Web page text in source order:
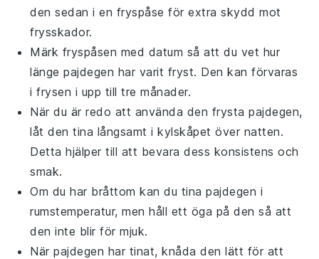
den sedan i en fryspåse för extra skydd mot
frysskador.
Märk fryspåsen med datum så att du vet hur
längepajdegen har varit fryst. Den kan förvaras
i frysen i upp till tre månader.
När du är redo att använda den frystapajdegen,
låt den tina långsamt i kylskåpet över natten.
Detta hjälper till att bevara dess konsistens och
smak.
Om du har bråttom kan du tinapajdegen i
rumstemperatur, men håll ett öga på den så att
den inte blir för mjuk.
Närpajdegen har tinat, knåda den lätt för att